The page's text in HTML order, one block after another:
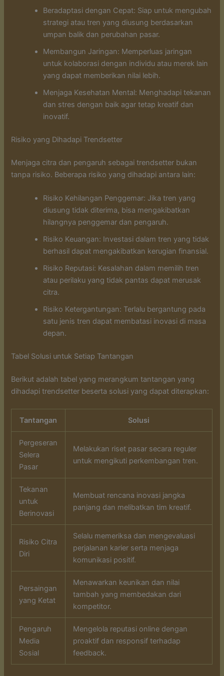
Beradaptasi dengan Cepat: Siap untuk mengubah
strategi atau tren yang diusung berdasarkan
umpan balik dan perubahan pasar.
Membangun Jaringan: Memperluas jaringan
untuk kolaborasi dengan individu atau merek lain
yang dapat memberikan nilai lebih.
Menjaga Kesehatan Mental: Menghadapi tekanan
dan stres dengan baik agar tetap kreatif dan
inovatif.
Risiko yang Dihadapi Trendsetter
Menjaga citra dan pengaruh sebagai trendsetter bukan
tanpa risiko. Beberapa risiko yang dihadapi antara lain:
Risiko Kehilangan Penggemar: Jika tren yang
diusung tidak diterima, bisa mengakibatkan
hilangnya penggemar dan pengaruh.
Risiko Keuangan: Investasi dalam tren yang tidak
berhasil dapat mengakibatkan kerugian finansial.
Risiko Reputasi: Kesalahan dalam memilih tren
atau perilaku yang tidak pantas dapat merusak
citra.
Risiko Ketergantungan: Terlalu bergantung pada
satu jenis tren dapat membatasi inovasi di masa
depan.
Tabel Solusi untuk Setiap Tantangan
Berikut adalah tabel yang merangkum tantangan yang
dihadapi trendsetter beserta solusi yang dapat diterapkan:
Tantangan Solusi
Pergeseran
Selera
Pasar
Melakukan riset pasar secara reguler
untuk mengikuti perkembangan tren.
Tekanan
untuk
Berinovasi
Membuat rencana inovasi jangka
panjang dan melibatkan tim kreatif.
Risiko Citra
Diri
Selalu memeriksa dan mengevaluasi
perjalanan karier serta menjaga
komunikasi positif.
Persaingan
yang Ketat
Menawarkan keunikan dan nilai
tambah yang membedakan dari
kompetitor.
Pengaruh
Media
Sosial
Mengelola reputasi online dengan
proaktif dan responsif terhadap
feedback.